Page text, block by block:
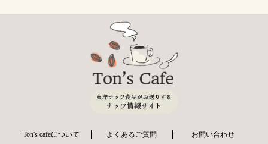
Ton's cafeについて よくあるご質問 お問い合わせ